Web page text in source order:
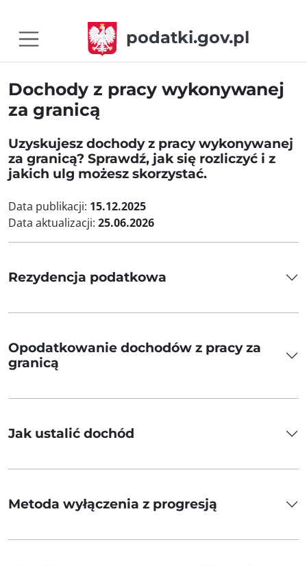
podatki.gov.pl
Dochody z pracy wykonywanej
za granicą
Uzyskujesz dochody z pracy wykonywanej
za granicą? Sprawdź, jak się rozliczyć i z
jakich ulg możesz skorzystać.
Data publikacji: 15.12.2025
Data aktualizacji: 25.06.2026
Rezydencja podatkowa
Opodatkowanie dochodów z pracy za
granicą
Jak ustalić dochód
Metoda wyłączenia z progresją